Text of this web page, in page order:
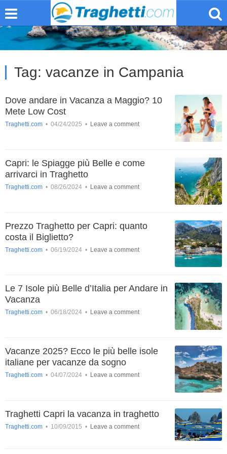
Tag: vacanze in Campania
Dove andare in Vacanza a Maggio? 10
Mete Low Cost
Traghetti.com • 04/24/2025 • Leave a comment
Capri: le Spiagge più Belle e come
arrivarci in Traghetto
Traghetti.com • 08/26/2024 • Leave a comment
Prezzo Traghetto per Capri: quanto
costa il Biglietto?
Traghetti.com • 06/19/2024 • Leave a comment
Le 7 Isole più Belle d’Italia per Andare in
Vacanza
Traghetti.com • 06/18/2024 • Leave a comment
Vacanze 2025? Ecco le più belle isole
italiane per vacanze da sogno
Traghetti.com • 04/07/2024 • Leave a comment
Traghetti Capri la vacanza in traghetto
Traghetti.com • 10/09/2015 • Leave a comment